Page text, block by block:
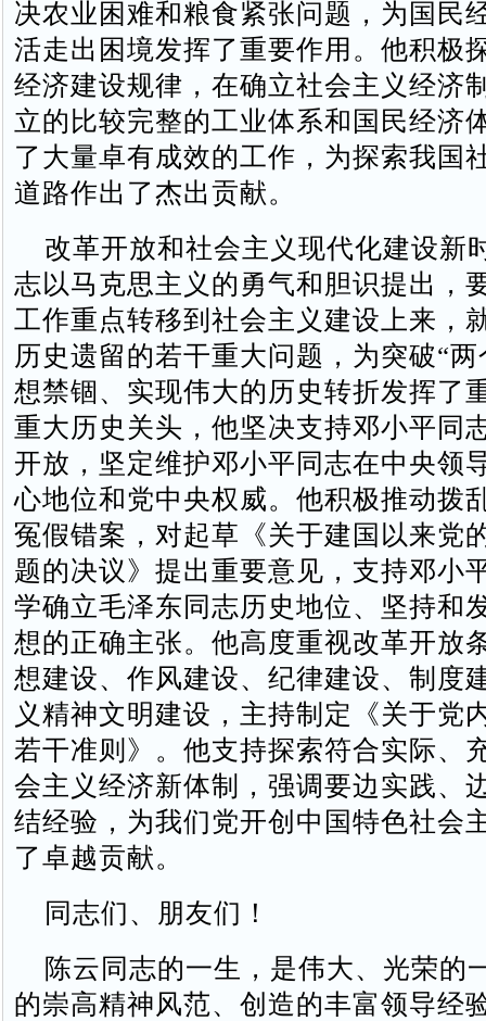
决农业困难和粮食紧张问题，为国民
活走出困境发挥了重要作用。他积极
经济建设规律，在确立社会主义经济
立的比较完整的工业体系和国民经济
了大量卓有成效的工作，为探索我国
道路作出了杰出贡献。
改革开放和社会主义现代化建设新
志以马克思主义的勇气和胆识提出，
工作重点转移到社会主义建设上来，
历史遗留的若干重大问题，为突破“
想禁锢、实现伟大的历史转折发挥了
重大历史关头，他坚决支持邓小平同
开放，坚定维护邓小平同志在中央领
心地位和党中央权威。他积极推动拨
冤假错案，对起草《关于建国以来党
题的决议》提出重要意见，支持邓小
学确立毛泽东同志历史地位、坚持和
想的正确主张。他高度重视改革开放
想建设、作风建设、纪律建设、制度
义精神文明建设，主持制定《关于党
若干准则》。他支持探索符合实际、
会主义经济新体制，强调要边实践、
结经验，为我们党开创中国特色社会
了卓越贡献。
同志们、朋友们！
陈云同志的一生，是伟大、光荣的
的崇高精神风范、创造的丰富领导经